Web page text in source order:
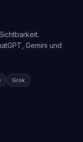
Gemini und
Grok